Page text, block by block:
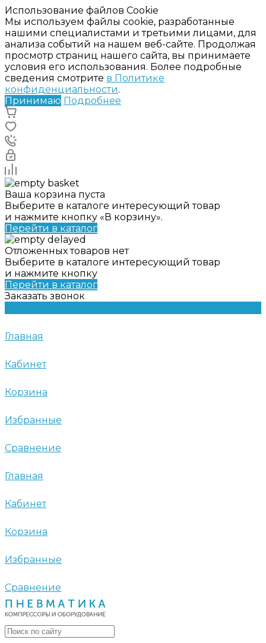
Использование файлов Cookie
Мы используем файлы cookie, разработанные
нашими специалистами и третьими лицами, для
анализа событий на нашем веб-сайте. Продолжая
просмотр страниц нашего сайта, вы принимаете
условия его использования. Более подробные
сведения смотрите в Политике
конфиденциальности.
Принимаю Подробнее
Ваша корзина пуста
Выберите в каталоге интересующий товар
и нажмите кнопку «В корзину».
Перейти в каталог
Отложенных товаров нет
Выберите в каталоге интересующий товар
и нажмите кнопку
Перейти в каталог
Заказать звонок
Главная
Кабинет
Корзина
Избранные
Сравнение
Главная
Кабинет
Корзина
Избранные
Сравнение